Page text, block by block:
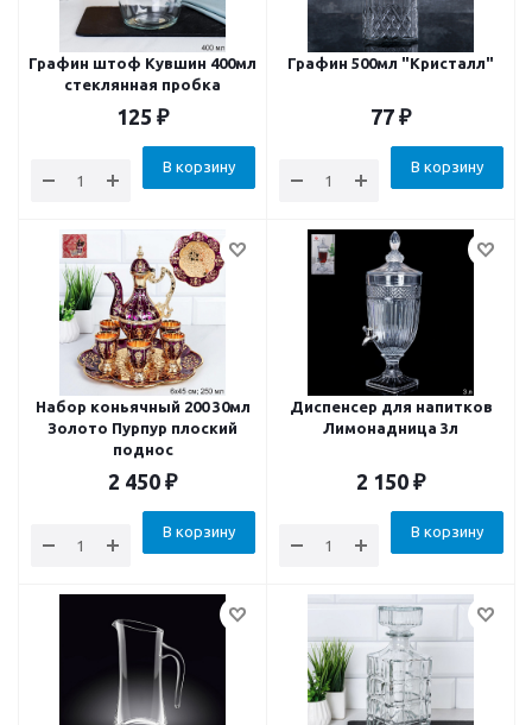
Графин штоф Кувшин 400мл
стеклянная пробка
125 ₽
В корзину
Графин 500мл "Кристалл"
77 ₽
В корзину
Набор коньячный 200 30мл
Золото Пурпур плоский
поднос
2 450 ₽
В корзину
Диспенсер для напитков
Лимонадница 3л
2 150 ₽
В корзину